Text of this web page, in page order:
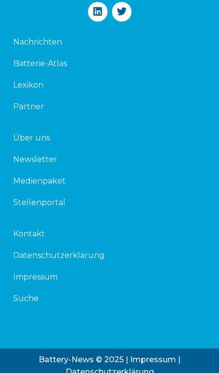
L
i
T
w
Nachrichten
Batterie-Atlas
Lexikon
Partner
Über uns
Newsletter
Medienpaket
Stellenportal
Kontakt
Datenschutzerklärung
Impressum
Suche
Battery-News © 2025 | Impressum |